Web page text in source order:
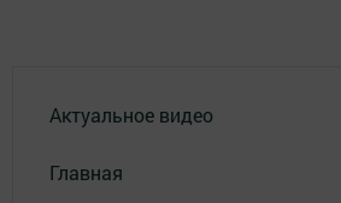
Актуальное видео
Главная